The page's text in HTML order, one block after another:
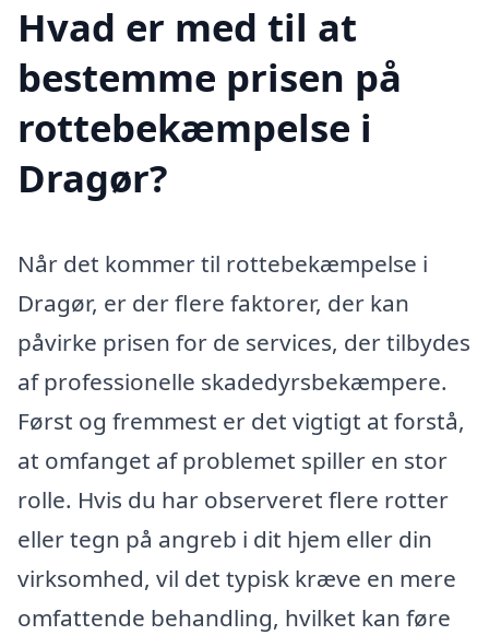
Hvad er med til at
bestemme prisen på
rottebekæmpelse i
Dragør?
Når det kommer til rottebekæmpelse i
Dragør, er der flere faktorer, der kan
påvirke prisen for de services, der tilbydes
af professionelle skadedyrsbekæmpere.
Først og fremmest er det vigtigt at forstå,
at omfanget af problemet spiller en stor
rolle. Hvis du har observeret flere rotter
eller tegn på angreb i dit hjem eller din
virksomhed, vil det typisk kræve en mere
omfattende behandling, hvilket kan føre